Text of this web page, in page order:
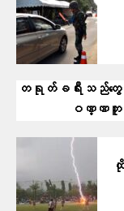
တရုတ်ခရီးသည်တွေ
ဝဏ္ဏဘူ